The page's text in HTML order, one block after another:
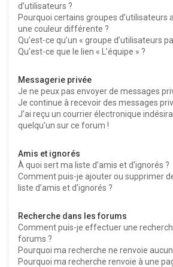
d’utilisateurs ?
Pourquoi certains groupes d’utilisateurs
une couleur différente ?
Qu’est-ce qu’un « groupe d’utilisateurs
Qu’est-ce que le lien « L’équipe » ?
Messagerie privée
Je ne peux pas envoyer de messages
Je continue à recevoir des messages
J’ai reçu un courrier électronique
quelqu’un sur ce forum !
Amis et ignorés
À quoi sert ma liste d’amis et d’ignorés ?
Comment puis-je ajouter ou supprimer
liste d’amis et d’ignorés ?
Recherche dans les forums
Comment puis-je effectuer une
forums ?
Pourquoi ma recherche ne renvoie
Pourquoi ma recherche renvoie à une